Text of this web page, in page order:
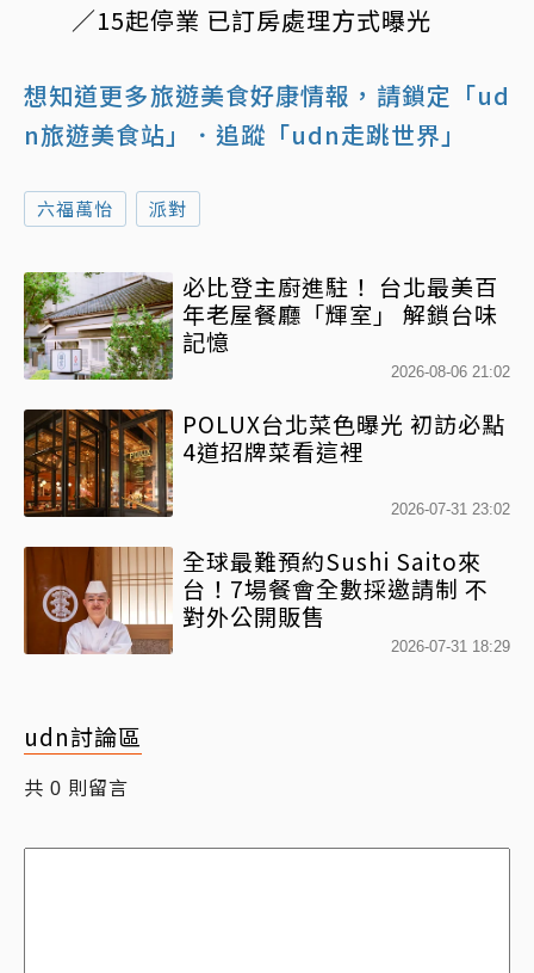
／15起停業 已訂房處理方式曝光
想知道更多旅遊美食好康情報，請鎖定「ud
n旅遊美食站」
．追蹤「udn走跳世界」
六福萬怡 派對
必比登主廚進駐！ 台北最美百
年老屋餐廳「輝室」 解鎖台味
記憶
2026-08-06 21:02
POLUX台北菜色曝光 初訪必點
4道招牌菜看這裡
2026-07-31 23:02
全球最難預約Sushi Saito來
台！7場餐會全數採邀請制 不
對外公開販售
2026-07-31 18:29
udn討論區
共 0 則留言